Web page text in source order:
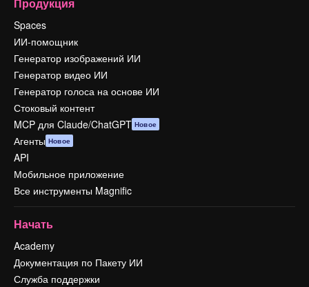
Spaces
ИИ-помощник
Генератор изображений ИИ
Генератор видео ИИ
Генератор голоса на основе ИИ
Стоковый контент
MCP для Claude/ChatGPT Новое
Агенты Новое
API
Мобильное приложение
Все инструменты Magnific
Начать
Academy
Документация по Пакету ИИ
Служба поддержки